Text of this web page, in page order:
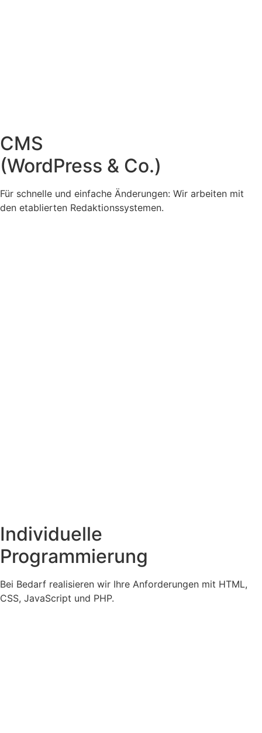
CMS
(WordPress & Co.)
Für schnelle und einfache Änderungen: Wir arbeiten mit
den etablierten Redaktions­systemen.
Individuelle
Program­mierung
Bei Bedarf realisieren wir Ihre Anforderungen mit HTML,
CSS, JavaScript und PHP.